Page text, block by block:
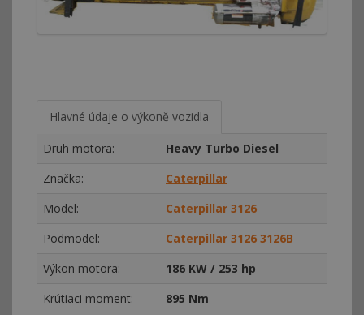
Hlavné údaje o výkoně vozidla
Druh motora:
Heavy Turbo Diesel
Značka:
Caterpillar
Model:
Caterpillar 3126
Podmodel:
Caterpillar 3126 3126B
Výkon motora:
186 KW / 253 hp
Krútiaci moment:
895 Nm